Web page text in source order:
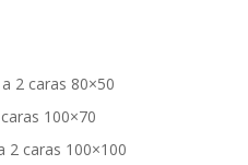
2 caras 80×50
100×70
2 caras 100×100